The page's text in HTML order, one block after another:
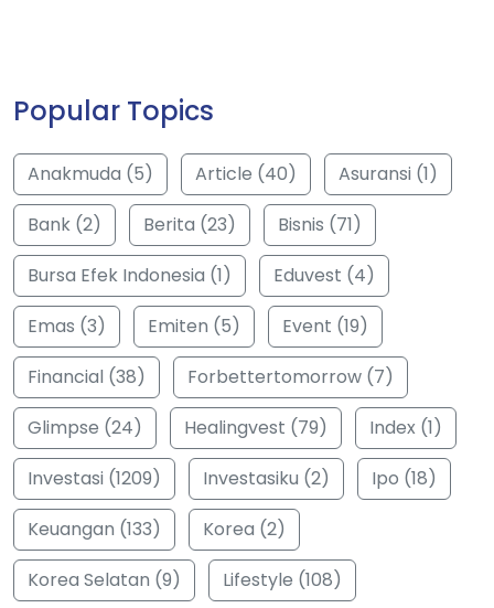
Popular Topics
Anakmuda (5) Article (40)
Asuransi (1)
Bank (2)
Berita (23)
Bisnis (71)
Bursa Efek Indonesia (1)
Eduvest (4)
Emas (3)
Emiten (5)
Event (19)
Financial (38)
Forbettertomorrow (7)
Glimpse (24)
Healingvest (79)
Index (1)
Investasi (1209)
Investasiku (2)
Ipo (18)
Keuangan (133)
Korea (2)
Korea Selatan (9)
Lifestyle (108)